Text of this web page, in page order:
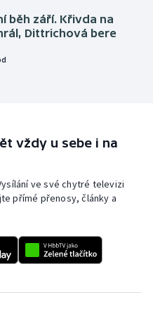
běh září. Křivda na
Dittrichová bere
vždy u sebe i na
ve své chytré televizi
přímé přenosy, články a